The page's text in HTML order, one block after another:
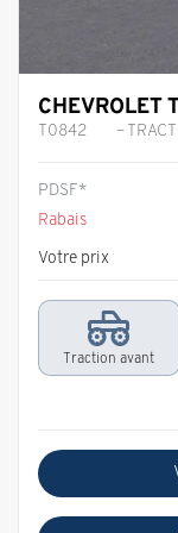
CHEVROLET
T0842 –
PDSF*
Rabais
Votre prix
Traction avant